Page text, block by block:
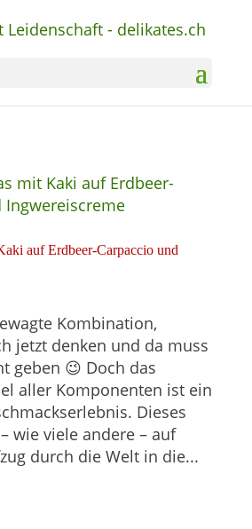
auf Erdbeer-Carpaccio und
Kombination,
jetzt denken und da muss
geben 😉 Doch das
aller Komponenten ist ein
Dieses
wie viele andere – auf
durch die Welt in die...